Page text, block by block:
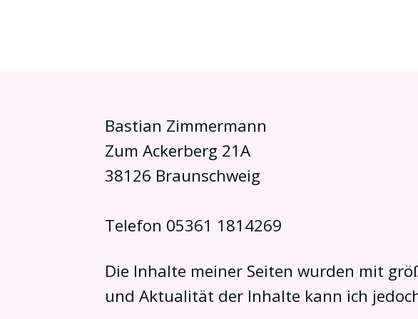
Bastian Zimmermann
Zum Ackerberg 21A
38126 Braunschweig
Telefon 05361 1814269
Die Inhalte meiner Seiten wurden mit
und Aktualität der Inhalte kann ich